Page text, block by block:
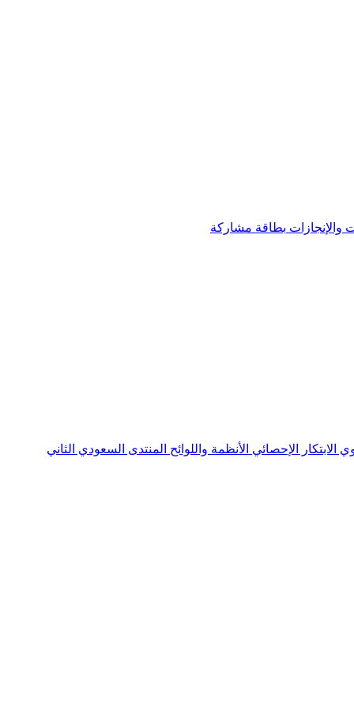
والإنجازات بطاقة مشاركة
الابتكار الإحصائي الأنظمة واللوائح المنتدى السعودي الثاني